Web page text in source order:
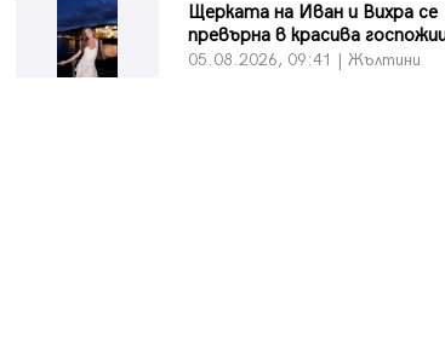
Щерката на Иван и Вихра се
превърна в красива
05.08.2026, 09:41 | Жълтини